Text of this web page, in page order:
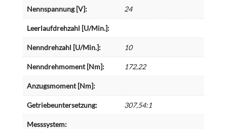
Nennspannung [V]: 24
Leerlaufdrehzahl [U/Min.]:
Nenndrehzahl [U/Min.]: 10
Nenndrehmoment [Nm]: 172,22
Anzugsmoment [Nm]:
Getriebeuntersetzung: 307,54:1
Messsystem: